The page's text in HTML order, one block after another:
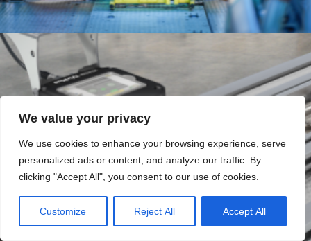
We value your privacy
We use cookies to enhance your browsing experience, serve
personalized ads or content, and analyze our traffic. By
clicking "Accept All", you consent to our use of cookies.
Customize Reject All Accept All